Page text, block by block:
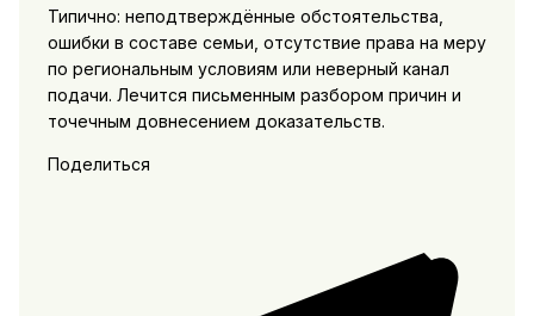
Типично: неподтверждённые обстоятельства,
ошибки в составе семьи, отсутствие права на меру
по региональным условиям или неверный канал
подачи. Лечится письменным разбором причин и
точечным довнесением доказательств.
Поделиться